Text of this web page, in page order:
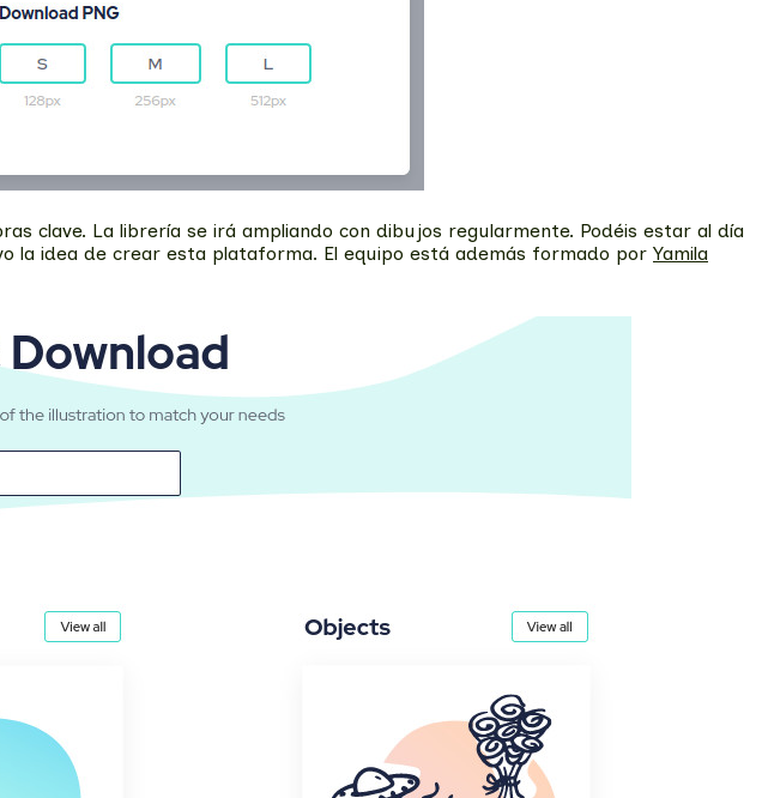
clave. La librería se irá ampliando con dibujos regularmente. Podéis estar al día
la idea de crear esta plataforma. El equipo está además formado por Yamila